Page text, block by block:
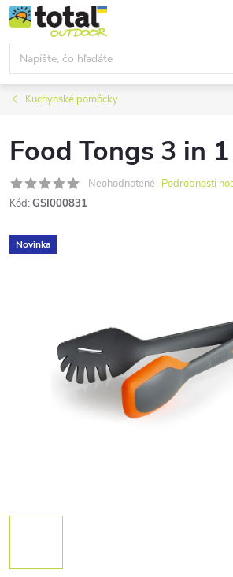
Prejsť
na
obsah
Kuchynské pomôcky
Food Tongs 3 in 1
Neohodnotené Podrobnosti
Kód: GSI000831
Novinka